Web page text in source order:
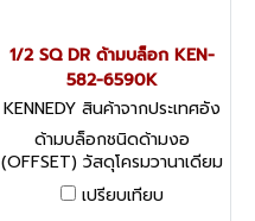
1/2 SQ DR ด้ามบล็อก KEN-
582-6590K
KENNEDY สินค้าจากประเทศอัง
กฤษ-1
ด้ามบล็อกชนิดด้ามงอ
(OFFSET) วัสดุโครมวานาเดียม
ความยาว 300 มม. Kennedy
Offset Fixed Handle, 1/2
เปรียบเทียบ